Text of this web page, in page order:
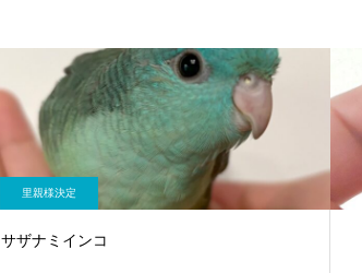
里親様決定
サザナミインコ